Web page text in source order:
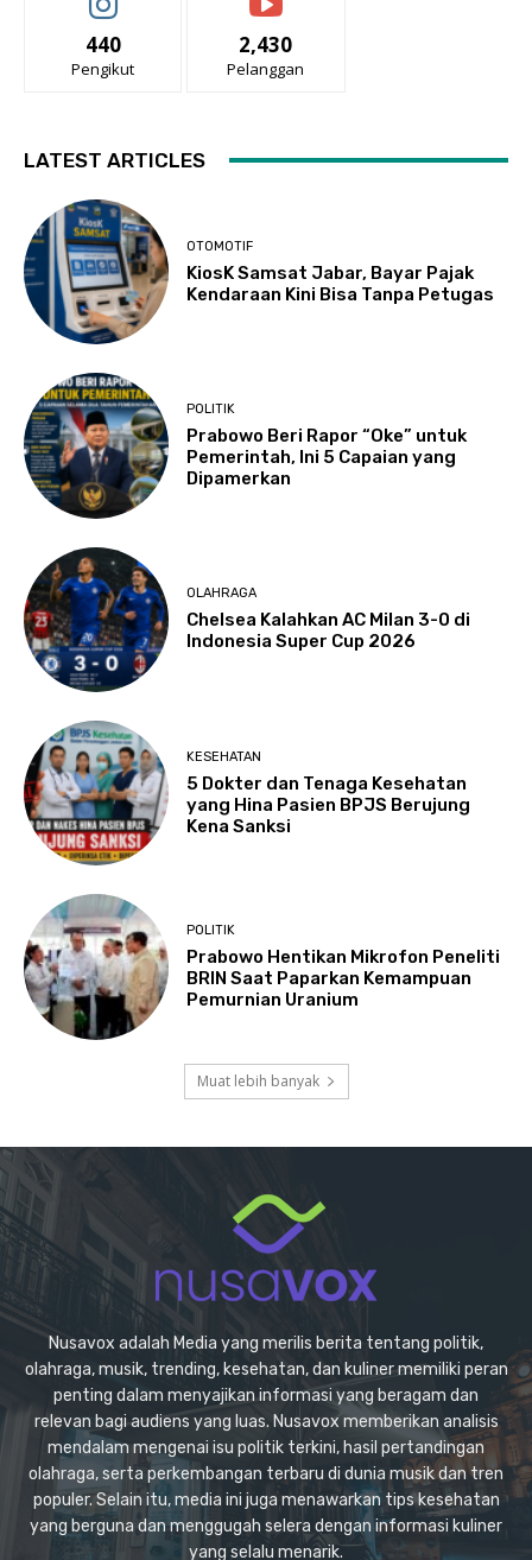
440
Pengikut
2,430
Pelanggan
LATEST ARTICLES
OTOMOTIF
KiosK Samsat Jabar, Bayar Pajak
Kendaraan Kini Bisa Tanpa Petugas
POLITIK
Prabowo Beri Rapor “Oke” untuk
Pemerintah, Ini 5 Capaian yang
Dipamerkan
OLAHRAGA
Chelsea Kalahkan AC Milan 3-0 di
Indonesia Super Cup 2026
KESEHATAN
5 Dokter dan Tenaga Kesehatan
yang Hina Pasien BPJS Berujung
Kena Sanksi
POLITIK
Prabowo Hentikan Mikrofon Peneliti
BRIN Saat Paparkan Kemampuan
Pemurnian Uranium
Muat lebih banyak
Nusavox adalah Media yang merilis berita tentang politik,
olahraga, musik, trending, kesehatan, dan kuliner memiliki peran
penting dalam menyajikan informasi yang beragam dan
relevan bagi audiens yang luas. Nusavox memberikan analisis
mendalam mengenai isu politik terkini, hasil pertandingan
olahraga, serta perkembangan terbaru di dunia musik dan tren
populer. Selain itu, media ini juga menawarkan tips kesehatan
yang berguna dan menggugah selera dengan informasi kuliner
yang selalu menarik.